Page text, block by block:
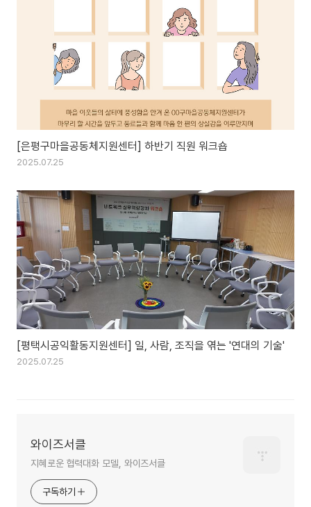
[은평구마을공동체지원센터] 하반기 직원 워크숍
2025.07.25
[평택시공익활동지원센터] 일, 사람, 조직을 엮는 '연대의 기술'
2025.07.25
와이즈서클
지혜로운 협력대화 모델, 와이즈서클
구독하기